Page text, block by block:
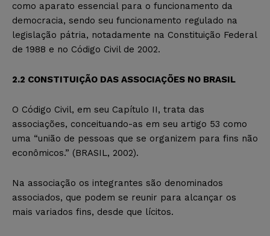
como aparato essencial para o funcionamento da
democracia, sendo seu funcionamento regulado na
legislação pátria, notadamente na Constituição Federal
de 1988 e no Código Civil de 2002.
2.2 CONSTITUIÇÃO DAS ASSOCIAÇÕES NO BRASIL
O Código Civil, em seu Capítulo II, trata das
associações, conceituando-as em seu artigo 53 como
uma “união de pessoas que se organizem para fins não
econômicos.” (BRASIL, 2002).
Na associação os integrantes são denominados
associados, que podem se reunir para alcançar os
mais variados fins, desde que lícitos.